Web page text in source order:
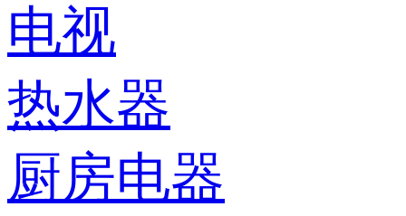
电视
热水器
厨房电器